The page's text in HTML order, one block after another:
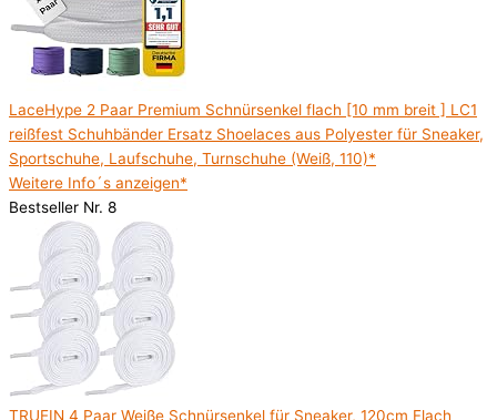
LaceHype 2 Paar Premium Schnürsenkel flach [10 mm breit ] LC1
reißfest Schuhbänder Ersatz Shoelaces aus Polyester für Sneaker,
Sportschuhe, Laufschuhe, Turnschuhe (Weiß, 110)*
Weitere Info´s anzeigen*
Bestseller Nr. 8
TRUEIN 4 Paar Weiße Schnürsenkel für Sneaker, 120cm Flach